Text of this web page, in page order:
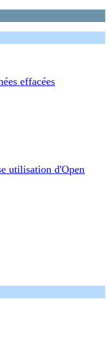
effacées
utilisation d'Open